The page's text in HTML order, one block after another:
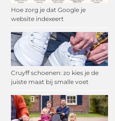
Hoe zorg je dat Google je
website indexeert
Cruyff schoenen: zo kies je de
juiste maat bij smalle voet